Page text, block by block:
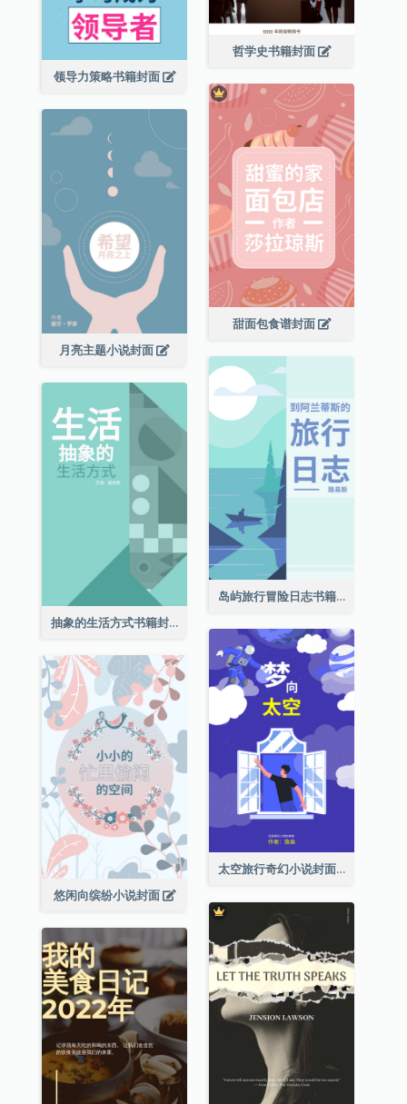
哲学史书籍封面
领导力策略书籍封面
甜面包食谱封面
月亮主题小说封面
岛屿旅行冒险日志书籍封面
抽象的生活方式书籍封面
太空旅行奇幻小说封面
悠闲向缤纷小说封面